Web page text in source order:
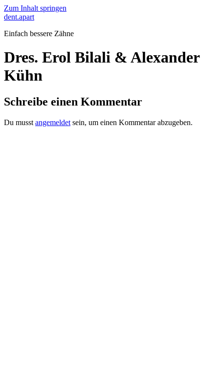
Zum Inhalt springen
dent.apart
Einfach bessere Zähne
Dres. Erol Bilali & Alexander
Kühn
Schreibe einen Kommentar
Du musst angemeldet sein, um einen Kommentar abzugeben.